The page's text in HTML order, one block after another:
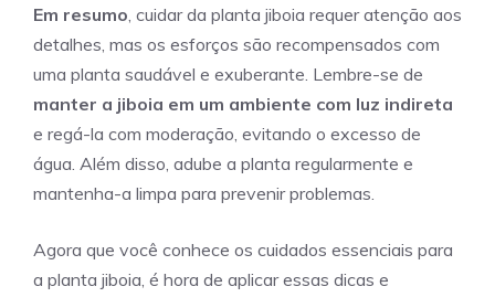
Em resumo, cuidar da planta jiboia requer atenção aos
detalhes, mas os esforços são recompensados com
uma planta saudável e exuberante. Lembre-se de
manter a jiboia em um ambiente com luz indireta
e regá-la com moderação, evitando o excesso de
água. Além disso, adube a planta regularmente e
mantenha-a limpa para prevenir problemas.
Agora que você conhece os cuidados essenciais para
a planta jiboia, é hora de aplicar essas dicas e